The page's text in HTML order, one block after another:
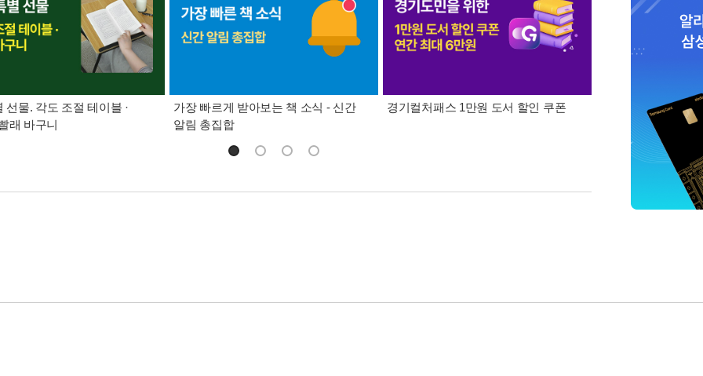
선물. 각도 조절 테이블 ·
래 바구니
가장 빠르게 받아보는 책 소식 - 신간
알림 총집합
경기컬처패스 1만원 도서 할인 쿠폰 삼성카드가 쏜다! 알